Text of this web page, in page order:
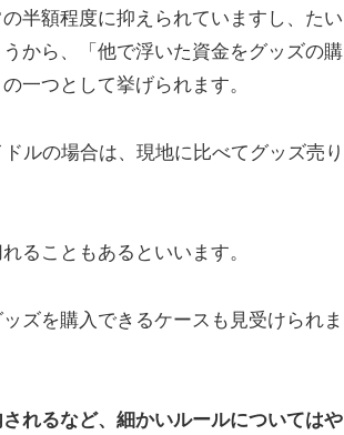
半額程度に抑えられていますし、たい
から、「他で浮いた資金をグッズの購
一つとして挙げられます。
ルの場合は、現地に比べてグッズ売り
ることもあるといいます。
ズを購入できるケースも見受けられま
れるなど、細かいルールについてはや